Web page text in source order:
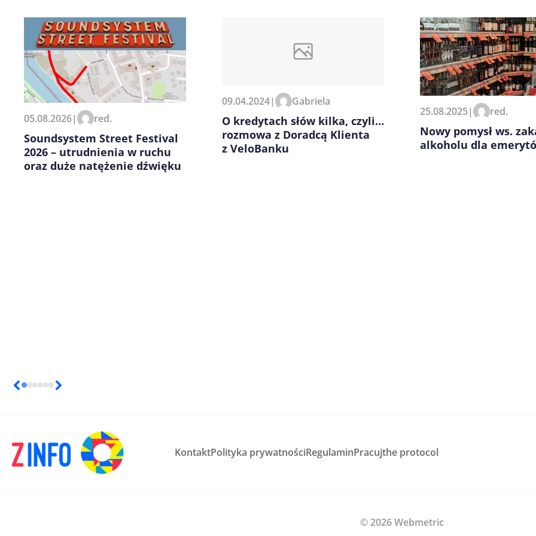
Zapamiętaj moje dane w tej przeglądarce podczas pisania
kolejnych komentarzy.
05.08.2026| red.
Soundsystem Street Festival
2026 – utrudnienia w ruchu
oraz duże natężenie dźwięku
09.04.2024| Gabriela
O kredytach słów kilka, czyli…
rozmowa z Doradcą Klienta
z VeloBanku
25.08.2025| red.
Nowy pomysł ws.
alkoholu dla
KontaktPolityka prywatnościRegulaminPracujthe protocol
© 2026 Webmetric